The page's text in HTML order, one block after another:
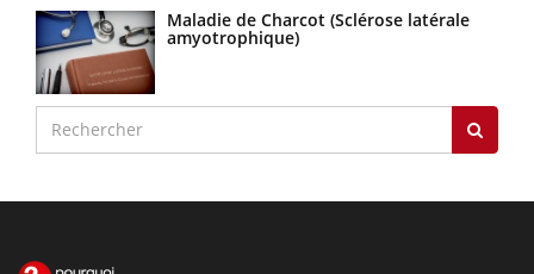
Maladie de Charcot (Sclérose latérale
amyotrophique)